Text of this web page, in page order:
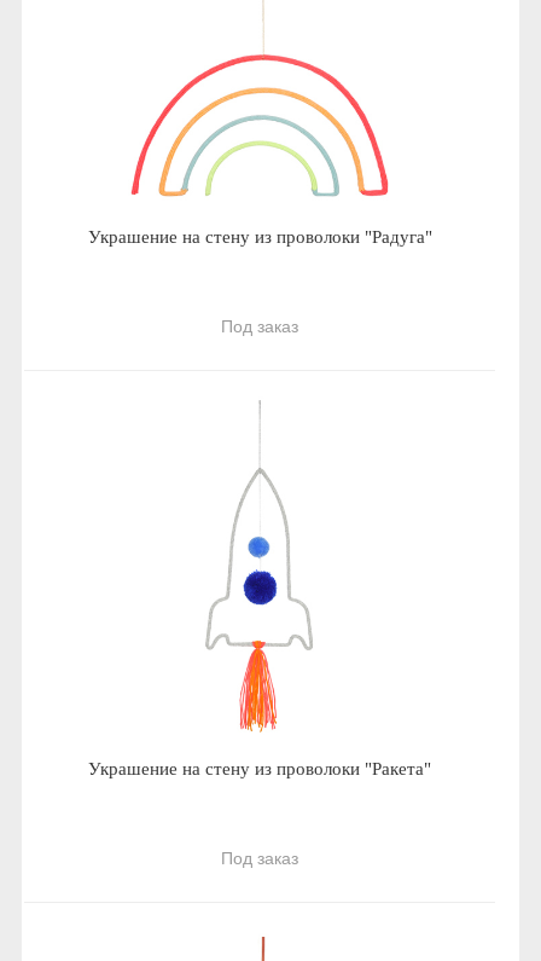
Украшение на стену из проволоки "Радуга"
Под заказ
Украшение на стену из проволоки "Ракета"
Под заказ